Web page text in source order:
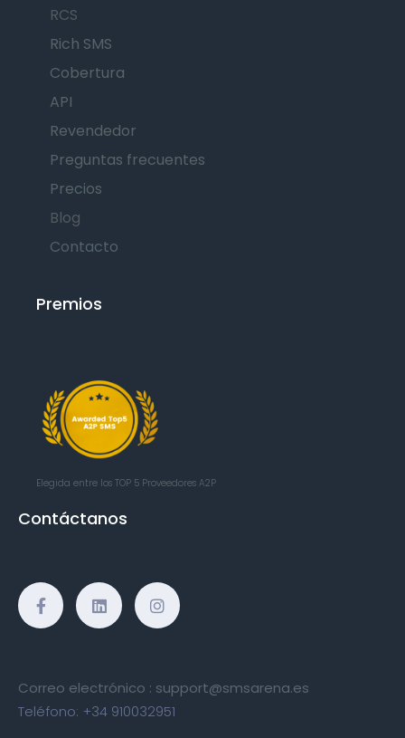
RCS
Rich SMS
Cobertura
API
Revendedor
Preguntas frecuentes
Precios
Blog
Contacto
Premios
Elegida entre los TOP 5 Proveedores A2P
Contáctanos
Correo electrónico : support@smsarena.es
Teléfono: +34 910032951